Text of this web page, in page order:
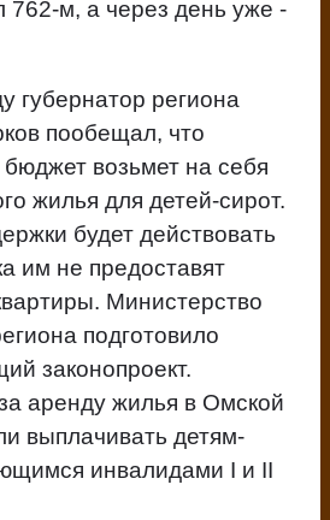
762-м, а через день уже -
губернатор региона
пообещал, что
возьмет на себя
жилья для детей-сирот.
будет действовать
им не предоставят
Министерство
подготовило
законопроект.
аренду жилья в Омской
выплачивать детям-
инвалидами I и II